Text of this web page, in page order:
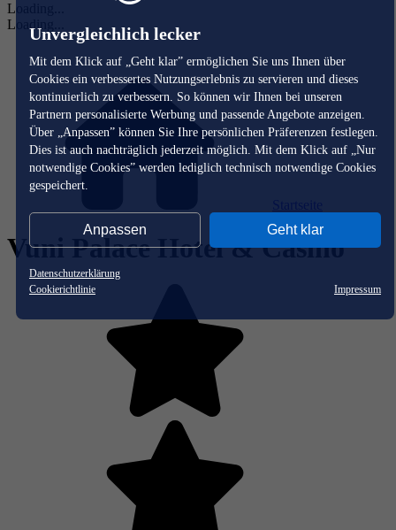
Unvergleichlich lecker
Mit dem Klick auf „Geht klar” ermöglichen Sie uns Ihnen über
Cookies ein verbessertes Nutzungserlebnis zu servieren und dieses
kontinuierlich zu verbessern. So können wir Ihnen bei unseren
Partnern personalisierte Werbung und passende Angebote anzeigen.
Über „Anpassen” können Sie Ihre persönlichen Präferenzen festlegen.
Dies ist auch nachträglich jederzeit möglich. Mit dem Klick auf „Nur
notwendige Cookies” werden lediglich technisch notwendige Cookies
gespeichert.
Anpassen Geht klar
Datenschutzerklärung
Cookierichtlinie
Impressum
Loading...
Loading...
Vuni Palace Hotel & Casino